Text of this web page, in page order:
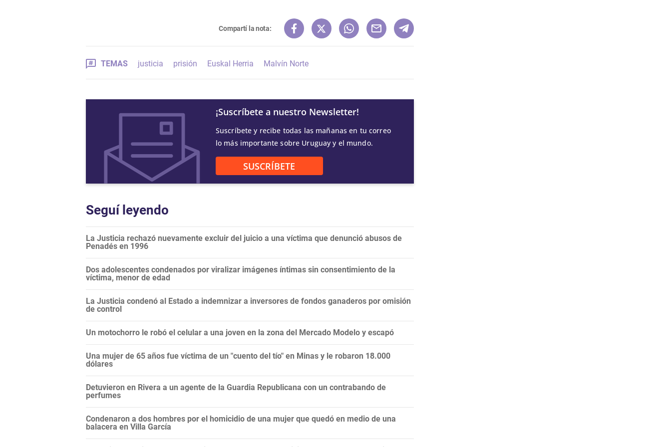
Compartí la nota:
TEMAS justicia prisión Euskal Herria Malvín Norte
¡Suscríbete a nuestro Newsletter!
Suscríbete y recibe todas las mañanas en tu correo
lo más importante sobre Uruguay y el mundo.
SUSCRÍBETE
Seguí leyendo
La Justicia rechazó nuevamente excluir del juicio a una víctima que denunció abusos de
Penadés en 1996
Dos adolescentes condenados por viralizar imágenes íntimas sin consentimiento de la
víctima, menor de edad
La Justicia condenó al Estado a indemnizar a inversores de fondos ganaderos por omisión
de control
Un motochorro le robó el celular a una joven en la zona del Mercado Modelo y escapó
Una mujer de 65 años fue víctima de un "cuento del tío" en Minas y le robaron 18.000
dólares
Detuvieron en Rivera a un agente de la Guardia Republicana con un contrabando de
perfumes
Condenaron a dos hombres por el homicidio de una mujer que quedó en medio de una
balacera en Villa García